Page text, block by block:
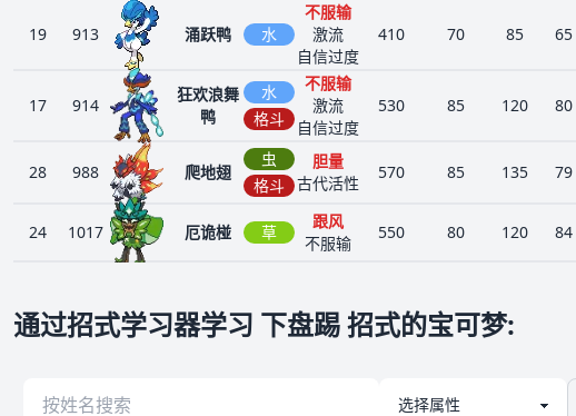
19 913 涌跃鸭 水
不服输
激流
自信过度
410 70 85 65
17 914
狂欢浪舞
鸭
水
格斗
不服输
激流
自信过度
530 85 120 80
28 988 爬地翅
虫
格斗
胆量
古代活性
570 85 135 79
24 1017 厄诡椪 草
跟风
不服输
550 80 120 84
通过招式学习器学习 下盘踢 招式的宝可梦: